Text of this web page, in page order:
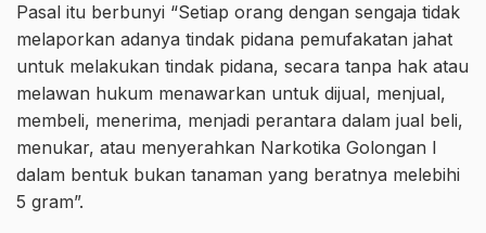
Pasal itu berbunyi “Setiap orang dengan sengaja tidak
melaporkan adanya tindak pidana pemufakatan jahat
untuk melakukan tindak pidana, secara tanpa hak atau
melawan hukum menawarkan untuk dijual, menjual,
membeli, menerima, menjadi perantara dalam jual beli,
menukar, atau menyerahkan Narkotika Golongan I
dalam bentuk bukan tanaman yang beratnya melebihi
5 gram”.